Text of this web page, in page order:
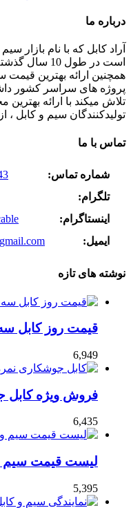
درباره ما
آراد کابل که با نام بازار
است در طول
همچنین ارائه بهترین
پروژه های سراسر کشور
تلاش میکند با ارائه
تولیدکنندگان سیم و کابل
تماس با ما
شماره تماس:
تلگرام:
اینستاگرام:
ایمیل:
نوشته های تازه
قیمت روز کابل
6,949
فروش ویژه کابل
6,435
لیست قیمت سیم
5,395